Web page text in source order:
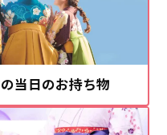
当日のお持ち物